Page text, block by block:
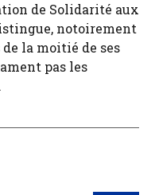
de Solidarité aux
notoirement
la moitié de ses
pas les